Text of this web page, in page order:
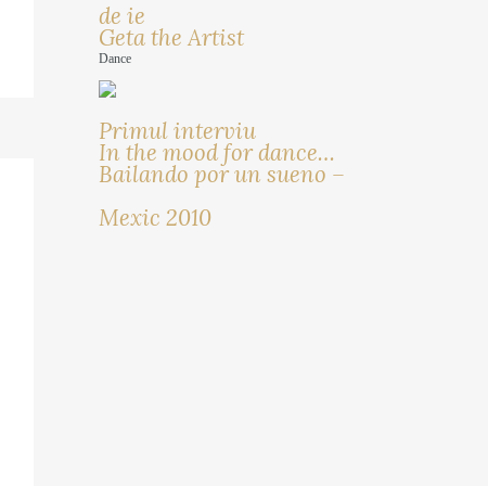
de ie
Geta the Artist
Dance
Primul interviu
In the mood for dance…
Bailando por un sueno –
Mexic 2010